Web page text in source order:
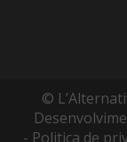
©
- Politica de